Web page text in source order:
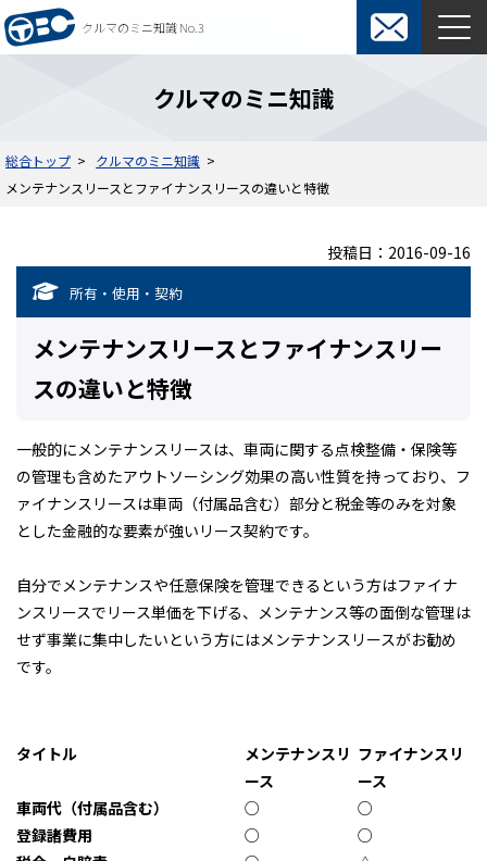
クルマのミニ知識 No.3
東京ビジネスカーズ総合TOP
マンスリーレンタカー
ご利用の流れ
契約について
ウィークリーレンタカー
レンタカー約款
短期カーリース
料金表
ご利用の流れ
契約について
入札関係短期カーリース
通勤用短期カーリース
軽貨物カーリース
クルマのミニ知識
総合トップ
クルマのミニ知識
メンテナンスリースとファイナンスリースの違いと特徴
投稿日：2016-09-16
所有・使用・契約
メンテナンスリースとファイナンスリー
スの違いと特徴
一般的にメンテナンスリースは、車両に関する点検整備・保険等
の管理も含めたアウトソーシング効果の高い性質を持っており、フ
ァイナンスリースは車両（付属品含む）部分と税金等のみを対象
とした金融的な要素が強いリース契約です。
自分でメンテナンスや任意保険を管理できるという方はファイナ
ンスリースでリース単価を下げる、メンテナンス等の面倒な管理は
せず事業に集中したいという方にはメンテナンスリースがお勧め
です。
タイトル
メンテナンスリ
ース
ファイナンスリ
ース
車両代（付属品含む）
○
○
登録諸費用
○
○